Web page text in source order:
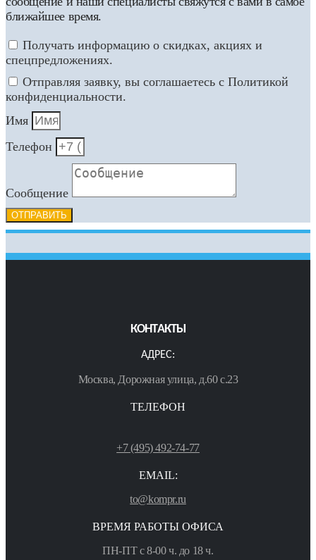
ближайшее время.
Получать информацию о скидках, акциях и
спецпредложениях.
Отправляя заявку, вы соглашаетесь с Политикой
конфиденциальности.
Имя
Телефон
Сообщение
ОТПРАВИТЬ
КОНТАКТЫ
АДРЕС:
Москва, Дорожная улица, д.60 с.23
ТЕЛЕФОН
+7 (495) 492-74-77
EMAIL:
to@kompr.ru
ВРЕМЯ РАБОТЫ ОФИСА
ПН-ПТ с 8-00 ч. до 18 ч.